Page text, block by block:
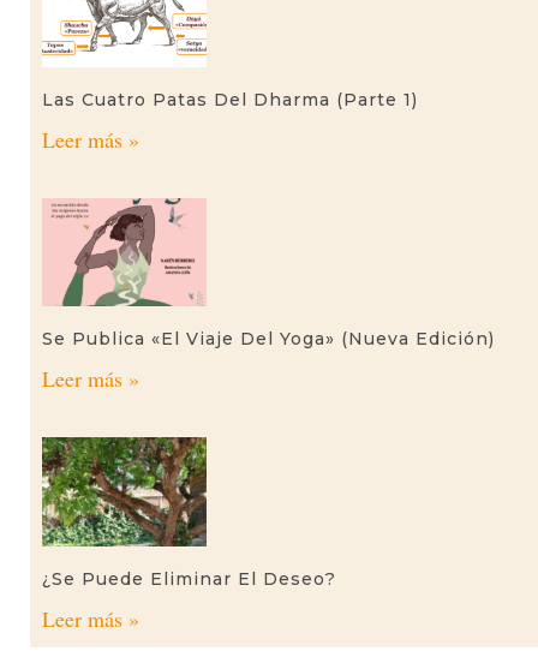
Las Cuatro Patas Del Dharma (parte 1)
Leer más »
Se Publica «El Viaje Del Yoga» (nueva Edición)
Leer más »
¿Se Puede Eliminar El Deseo?
Leer más »